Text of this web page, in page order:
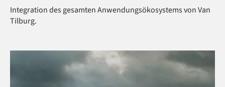
Integration des gesamten Anwendungsökosystems von Van
Tilburg.